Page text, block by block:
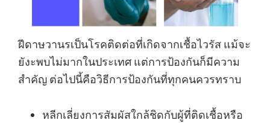
ฝีดาษวานรเป็นโรคติดต่อที่เกิดจากเชื้อไวรัส แม้จะ
ยังะพบไม่มากในประเทศ แต่การป้องกันก็มีความ
สำคัญ ต่อไปนี้คือวิธีการป้องกันที่ทุกคนควรทราบ
หลีกเลี่ยงการสัมผัสใกล้ชิดกับผู้ที่ติดเชื้อหรือ